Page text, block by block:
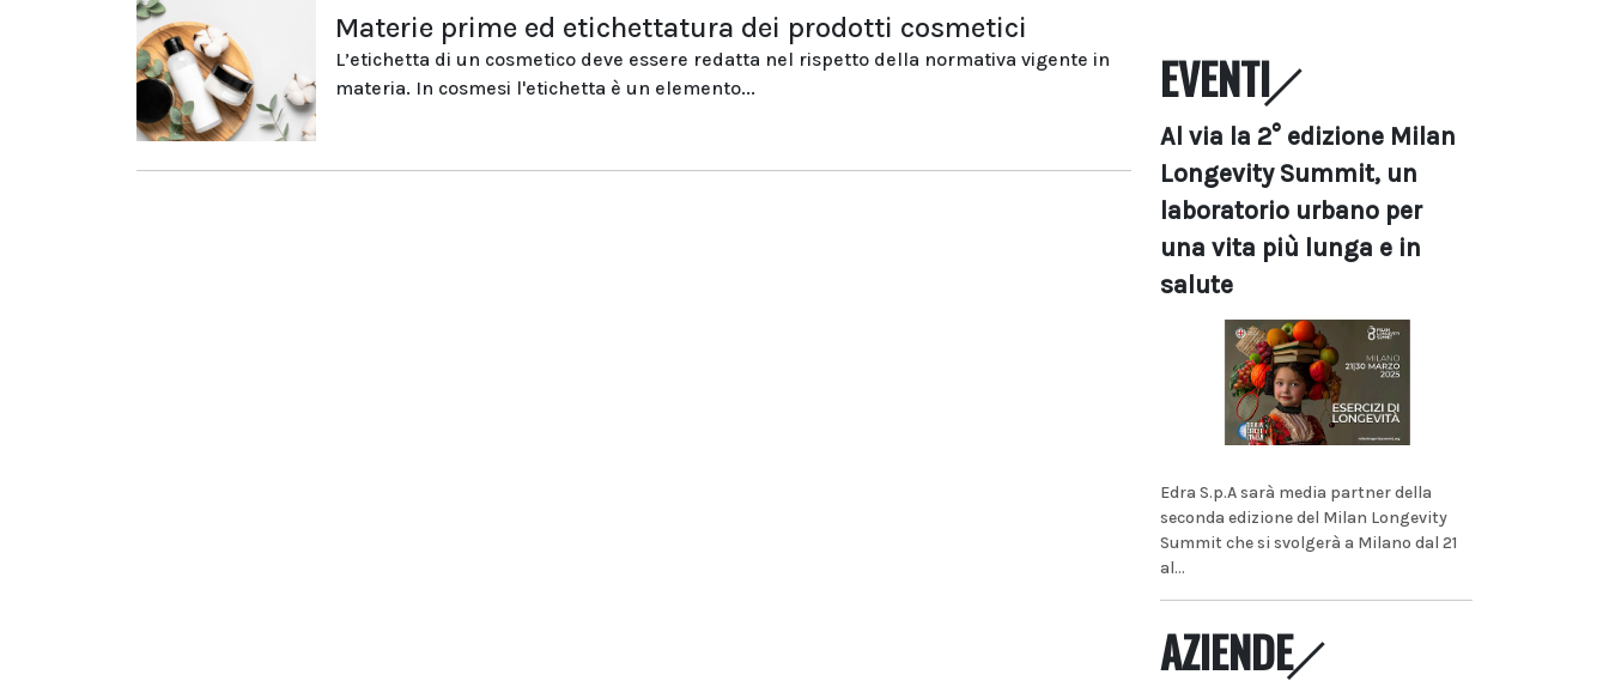
Materie prime ed etichettatura dei prodotti cosmetici
L’etichetta di un cosmetico deve essere redatta nel rispetto della normativa vigente in
materia. In cosmesi l'etichetta è un elemento...
EVENTI
Al via la 2° edizione Milan
Longevity Summit, un
laboratorio urbano per
una vita più lunga e in
salute
Edra S.p.A sarà media partner della
seconda edizione del Milan Longevity
Summit che si svolgerà a Milano dal 21
al...
AZIENDE